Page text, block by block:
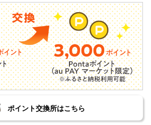
ポイント交換所はこちら